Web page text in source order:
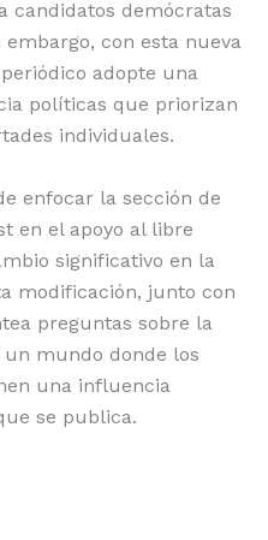
candidatos demócratas
embargo, con esta nueva
adopte una
políticas que priorizan
individuales.
enfocar la sección de
en el apoyo al libre
significativo en la
modificación, junto con
preguntas sobre la
mundo donde los
una influencia
se publica.